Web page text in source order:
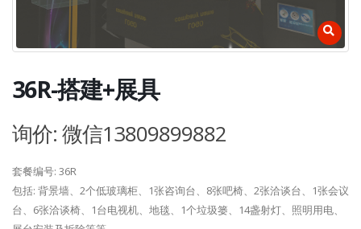
36R-搭建+展具
询价: 微信13809899882
套餐编号: 36R
包括: 背景墙、2个低玻璃柜、1张咨询台、8张吧椅、2张洽谈台、1张会议
台、6张洽谈椅、1台电视机、地毯、1个垃圾篓、14盏射灯、照明用电、